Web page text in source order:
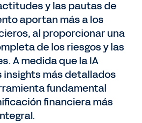
y las pautas de
aportan más a los
al proporcionar una
de los riesgos y las
A medida que la IA
insights más detallados
fundamental
financiera más